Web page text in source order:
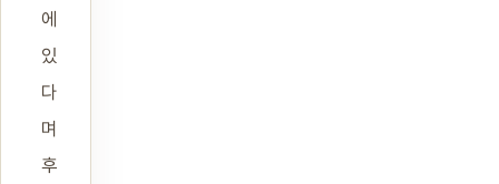
에
있
다
며
후